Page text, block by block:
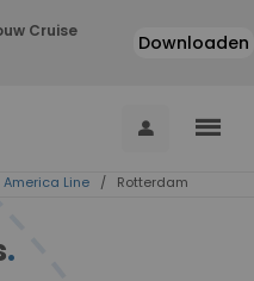
Cruise
Downloaden
person menu
Line / Rotterdam
.